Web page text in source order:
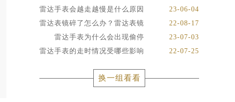
雷达手表会越走越慢是什么原因
23-06-04
雷达表镜碎了怎么办？雷达表镜
22-08-17
雷达手表为什么会出现偷停
23-07-03
雷达手表的走时情况受哪些影响
22-07-25
换一组看看